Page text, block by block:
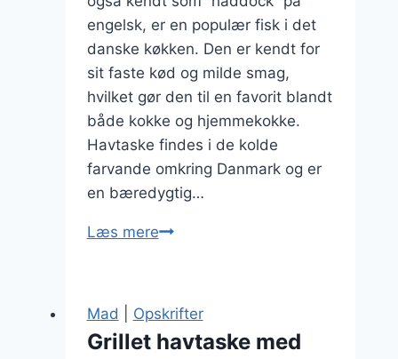
engelsk, er en populær fisk i det
danske køkken. Den er kendt for
sit faste kød og milde smag,
hvilket gør den til en favorit blandt
både kokke og hjemmekokke.
Havtaske findes i de kolde
farvande omkring Danmark og er
en bæredygtig…
Læs mereHavtaske
svampe
Mad Opskrifter
Grillet havtaske med